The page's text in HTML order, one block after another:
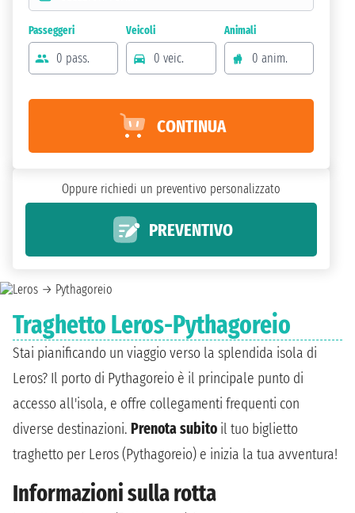
Traghetto Leros-Pythagoreio
Stai pianificando un viaggio verso la splendida isola di
Leros? Il porto di Pythagoreio è il principale punto di
accesso all'isola, e offre collegamenti frequenti con
diverse destinazioni. Prenota subito il tuo biglietto
traghetto per Leros (Pythagoreio) e inizia la tua avventura!
Informazioni sulla rotta
Passeggeri
0 pass.
Veicoli
0 veic.
Animali
0 anim.
CONTINUA
Oppure richiedi un preventivo personalizzato
PREVENTIVO